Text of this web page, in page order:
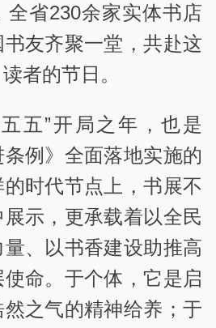
全省230余家实体书店
友齐聚一堂，共赴这
者的节日。
五”开局之年，也是
条例》全面落地实施的
时代节点上，书展不
示，更承载着以全民
、以书香建设助推高
命。于个体，它是启
之气的精神给养；于